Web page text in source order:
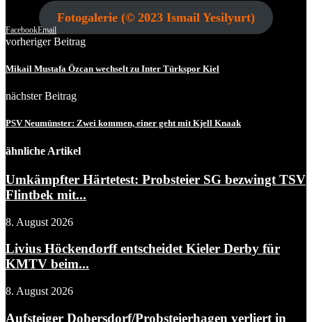
Fotogalerie (© 2023 Ismail Yesilyurt)
FacebookEmail
vorheriger Beitrag
Mikail Mustafa Özcan wechselt zu Inter Türkspor Kiel
nächster Beitrag
PSV Neumünster: Zwei kommen, einer geht mit Kjell Knaak
ähnliche Artikel
Umkämpfter Härtetest: Probsteier SG bezwingt TSV
Flintbek mit...
8. August 2026
Livius Höckendorff entscheidet Kieler Derby für
KMTV beim...
8. August 2026
Aufsteiger Dobersdorf/Probsteierhagen verliert in